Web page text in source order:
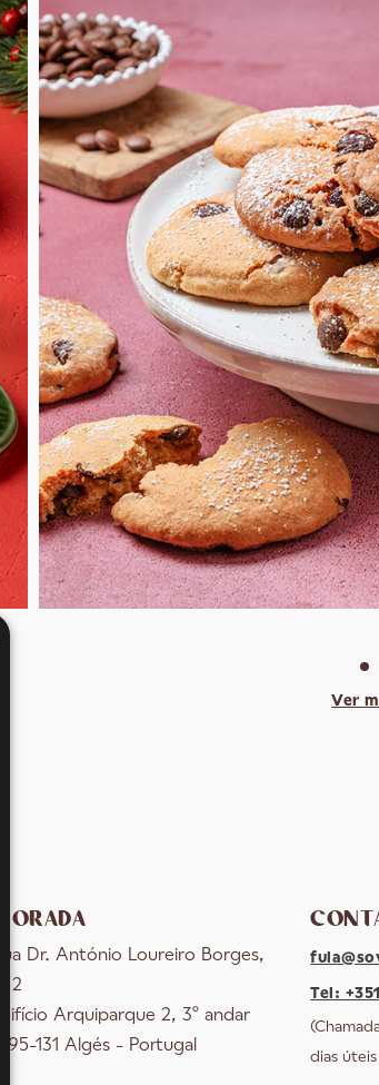
Ver
MORADA
Rua Dr. António Loureiro Borges,
nº 2
Edifício Arquiparque 2, 3º andar
1495-131 Algés - Portugal
Tel:
dias úteis